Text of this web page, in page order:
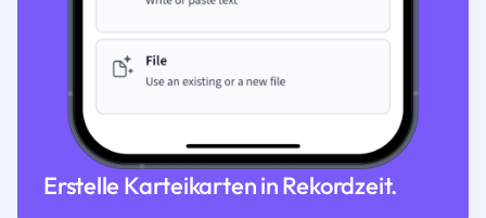
Erstelle Karteikarten in Rekordzeit.